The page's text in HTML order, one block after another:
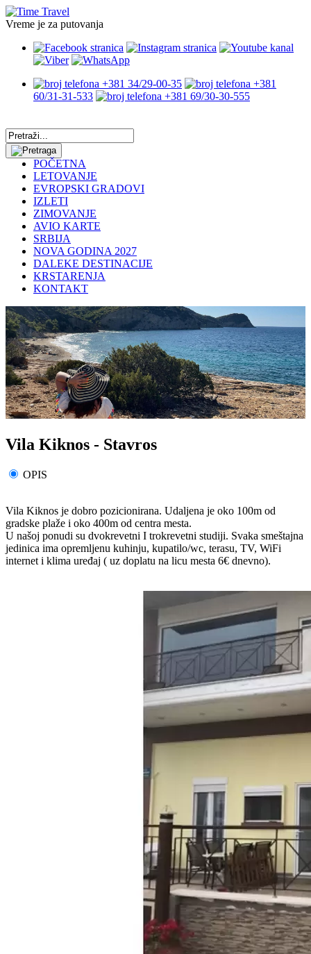
Vreme je za putovanja
+381 34/29-00-35
+381
60/31-31-533
+381 69/30-30-555
POČETNA
LETOVANJE
EVROPSKI GRADOVI
IZLETI
ZIMOVANJE
AVIO KARTE
SRBIJA
NOVA GODINA 2027
DALEKE DESTINACIJE
KRSTARENJA
KONTAKT
Vila Kiknos - Stavros
OPIS
Vila Kiknos je dobro pozicionirana. Udaljena je oko 100m od
gradske plaže i oko 400m od centra mesta.
U našoj ponudi su dvokrevetni I trokrevetni studiji. Svaka smeštajna
jedinica ima opremljenu kuhinju, kupatilo/wc, terasu, TV, WiFi
internet i klima uređaj ( uz doplatu na licu mesta 6€ dnevno).